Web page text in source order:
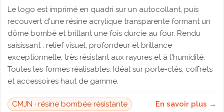
Le logo est imprimé en quadri sur un autocollant, puis
recouvert d'une résine acrylique transparente formant un
dôme bombé et brillant une fois durcie au four. Rendu
saisissant : relief visuel, profondeur et brillance
exceptionnelle, très résistant aux rayures et à l'humidité.
Toutes les formes réalisables. Idéal sur porte-clés, coffrets
et accessoires haut de gamme.
CMJN · résine bombée résistante En savoir plus →